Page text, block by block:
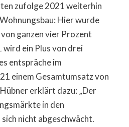
zufolge 2021 weiterhin
Hier wurde
ganzen vier Prozent
ein Plus von drei
entspräche im
einem Gesamtumsatz von
erklärt dazu: „Der
in den
nicht abgeschwächt.